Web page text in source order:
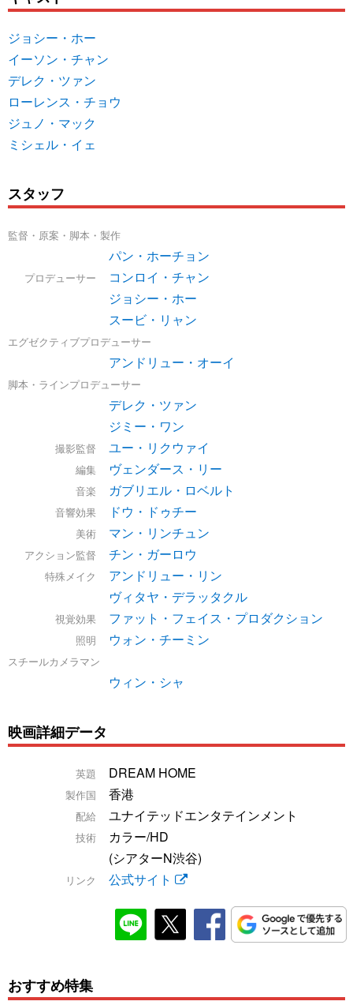
ジョシー・ホー
イーソン・チャン
デレク・ツァン
ローレンス・チョウ
ジュノ・マック
ミシェル・イェ
スタッフ
監督・原案・脚本・製作
パン・ホーチョン
プロデューサー
コンロイ・チャン
ジョシー・ホー
スービ・リャン
エグゼクティブプロデューサー
アンドリュー・オーイ
脚本・ラインプロデューサー
デレク・ツァン
ジミー・ワン
撮影監督 ユー・リクウァイ
編集 ヴェンダース・リー
音楽 ガブリエル・ロベルト
音響効果 ドウ・ドゥチー
美術 マン・リンチュン
アクション監督 チン・ガーロウ
特殊メイク
アンドリュー・リン
ヴィタヤ・デラッタクル
視覚効果 ファット・フェイス・プロダクション
照明 ウォン・チーミン
スチールカメラマン
ウィン・シャ
映画詳細データ
英題 DREAM HOME
製作国 香港
配給 ユナイテッドエンタテインメント
技術
カラー/HD
(シアターN渋谷)
リンク 公式サイト
おすすめ特集